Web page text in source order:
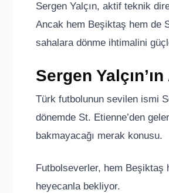
Sergen Yalçın, aktif teknik
Ancak hem Beşiktaş hem de
sahalara dönme ihtimalini
Sergen
Türk futbolunun sevilen ismi
dönemde St. Etienne’den
bakmayacağı merak konusu.
Futbolseverler, hem Beşiktaş
heyecanla bekliyor.